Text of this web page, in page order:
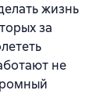
жизнь
за
не